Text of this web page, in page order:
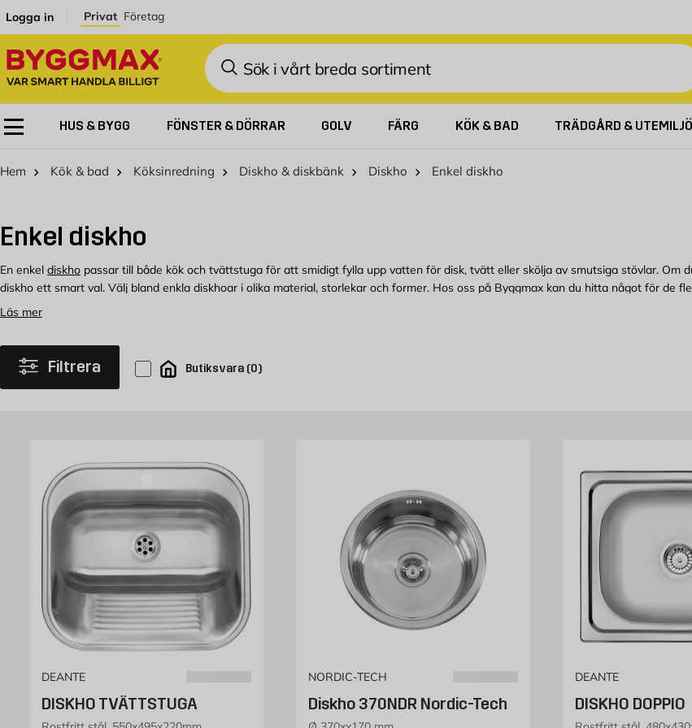
Logga in Privat Företag
Sök
HUS & BYGG FÖNSTER & DÖRRAR GOLV FÄRG KÖK & BAD TRÄDGÅRD & UTEMILJÖ
Hem Kök & bad Köksinredning Diskho & diskbänk Diskho Enkel diskho
Enkel diskho
En enkel diskho passar till både kök och tvättstuga för att smidigt fylla upp vatten för disk, tvätt eller skölja av smutsiga stövlar. Om
diskho ett smart val. Välj bland enkla diskhoar i olika material, storlekar och former. Hos oss på Byggmax kan du hitta något för de
Välkommen att kolla in vårt sortiment av enkel diskho som du kan köpa bekvämt från Byggmax. Kom in till din närmaste Byggmax-
Läs mer
Filtrera Butiksvara (0)
DEANTE
DISKHO TVÄTTSTUGA
NORDIC-TECH
Diskho 370NDR Nordic-Tech
DEANTE
DISKHO DOPPIO